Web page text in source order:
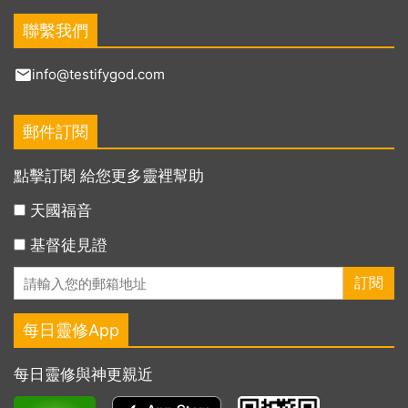
聯繫我們
info@testifygod.com
郵件訂閱
點擊訂閱 給您更多靈裡幫助
天國福音
基督徒見證
每日靈修App
每日靈修與神更親近